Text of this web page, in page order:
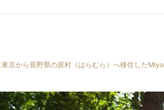
京から長野県の原村（はらむら）へ移住したMiyo